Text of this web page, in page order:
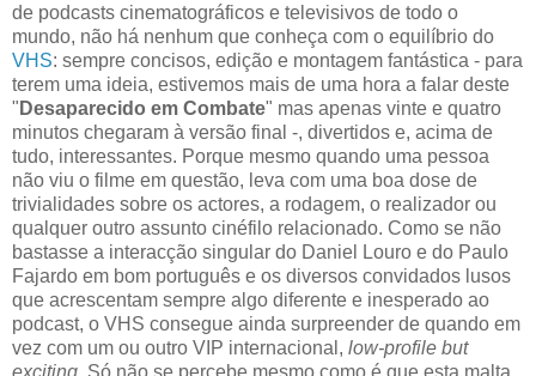
de podcasts cinematográficos e televisivos de todo o
mundo, não há nenhum que conheça com o equilíbrio do
VHS: sempre concisos, edição e montagem fantástica - para
terem uma ideia, estivemos mais de uma hora a falar deste
" Desaparecido em Combate" mas apenas vinte e quatro
minutos chegaram à versão final -, divertidos e, acima de
tudo, interessantes. Porque mesmo quando uma pessoa
não viu o filme em questão, leva com uma boa dose de
trivialidades sobre os actores, a rodagem, o realizador ou
qualquer outro assunto cinéfilo relacionado. Como se não
bastasse a interacção singular do Daniel Louro e do Paulo
Fajardo em bom português e os diversos convidados lusos
que acrescentam sempre algo diferente e inesperado ao
podcast, o VHS consegue ainda surpreender de quando em
vez com um ou outro VIP internacional, low-profile but
exciting. Só não se percebe mesmo como é que esta malta